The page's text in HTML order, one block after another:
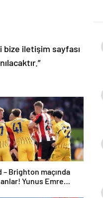
iletişim sayfası
Brighton maçında
Yunus Emre